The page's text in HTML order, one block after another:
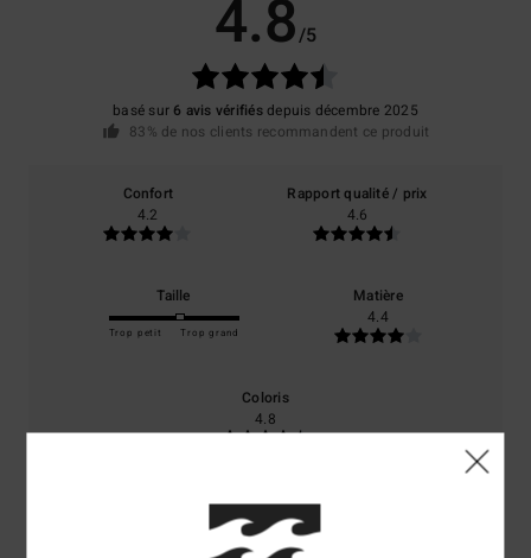
4.8/5
basé sur 6 avis vérifiésdepuis décembre 2025
83% de nos clients recommandent ce produit
Confort
4.2
Rapport qualité / prix
4.6
Taille
Trop petit Trop grand
Matière
4.4
Coloris
4.8